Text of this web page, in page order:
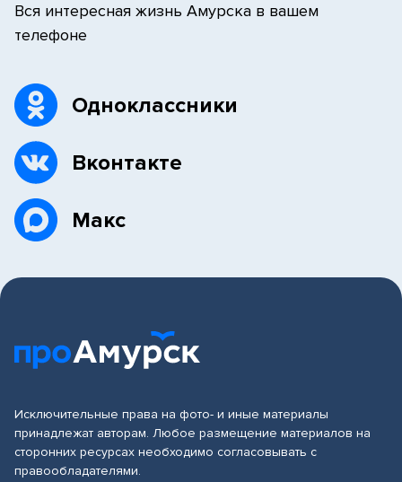
Вся интересная жизнь Амурска в вашем
телефоне
Одноклассники
Вконтакте
Макс
Исключительные права на фото- и иные материалы
принадлежат авторам. Любое размещение материалов на
сторонних ресурсах необходимо согласовывать с
правообладателями.